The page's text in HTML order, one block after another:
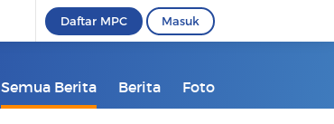
Daftar MPC Masuk
Semua Berita Berita Foto